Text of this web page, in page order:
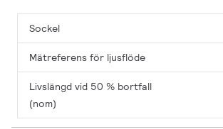
Sockel
Mätreferens för ljusflöde
Livslängd vid 50 % bortfall
(nom)